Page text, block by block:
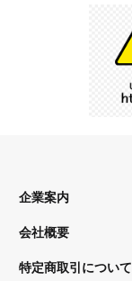
企業案内
会社概要
特定商取引について